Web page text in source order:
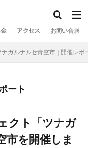
アクセス お問い合わせ
ナガルナルセ青空市｜開催レポ
ート
クト「ツナガ
市を開催しま